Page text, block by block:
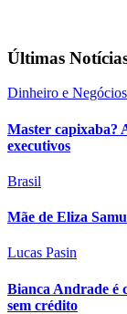
Últimas
Dinheiro e Negócios
Master capixaba?
executivos
Brasil
Mãe de Eliza
Lucas Pasin
Bianca Andrade é
sem crédito